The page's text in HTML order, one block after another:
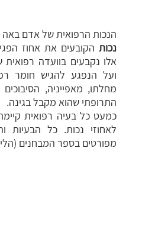
הנכות הרפואית של אדם באה
נכותהקובעים את אחוז
אלו נקבעים בוועדה
ועל הנפגע להגיש חומר
מחלתו, מאפייניה,
התרופתי שהוא מקבל בגינה.
כמעט כל בעיה רפואית
לאחוזי נכות. כל הבעיות
מפורטים בספר המבחנים